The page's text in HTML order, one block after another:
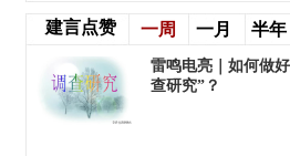
建言点赞 一周 一月 半年
雷鸣电亮｜如何做
查研究”？